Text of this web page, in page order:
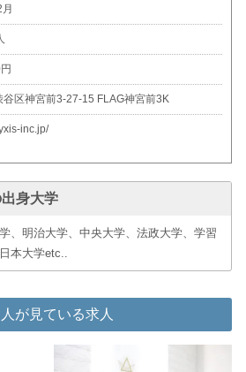
谷区神宮前3-27-15 FLAG神宮前3K
inc.jp/
身大学
、明治大学、中央大学、法政大学、学習
本大学etc..
が見ている求人